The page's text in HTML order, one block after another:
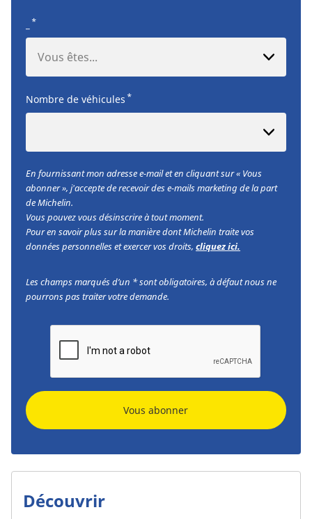
*
Vous êtes...
Nombre de véhicules *
En fournissant mon adresse e-mail et en cliquant sur « Vous
abonner », j'accepte de recevoir des e-mails marketing de la part
de Michelin.
Vous pouvez vous désinscrire à tout moment.
Pour en savoir plus sur la manière dont Michelin traite vos
données personnelles et exercer vos droits,cliquez ici.
Les champs marqués d’un * sont obligatoires, à défaut nous ne
pourrons pas traiter votre demande.
Vous abonner
Découvrir